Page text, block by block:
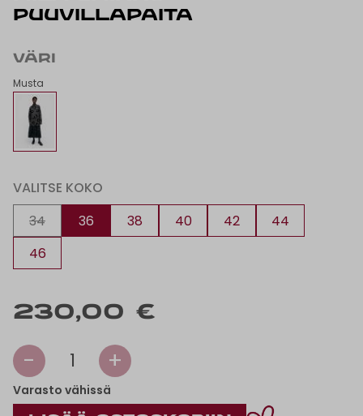
PUUVILLAPAITA
VÄRI
Musta
VALITSE KOKO
34
36 38 40 42
44
46
230,00 €
- 1 +
Varasto vähissä